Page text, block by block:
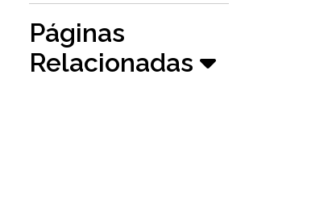
Páginas
Relacionadas